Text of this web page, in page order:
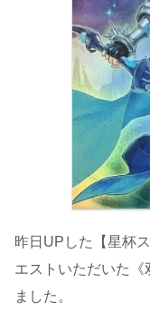
昨日UPした【星杯
エストいただいた
ました。